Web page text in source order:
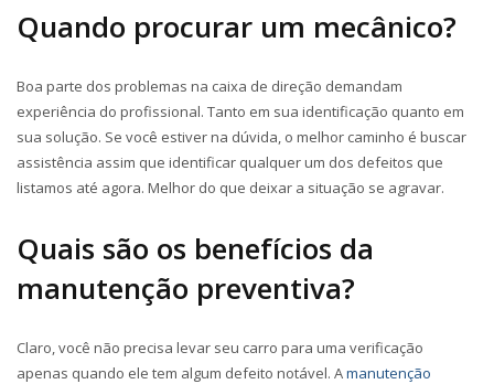
Quando procurar um mecânico?
Boa parte dos problemas na caixa de direção demandam
experiência do profissional. Tanto em sua identificação quanto em
sua solução. Se você estiver na dúvida, o melhor caminho é buscar
assistência assim que identificar qualquer um dos defeitos que
listamos até agora. Melhor do que deixar a situação se agravar.
Quais são os benefícios da
manutenção preventiva?
Claro, você não precisa levar seu carro para uma verificação
apenas quando ele tem algum defeito notável. Amanutenção